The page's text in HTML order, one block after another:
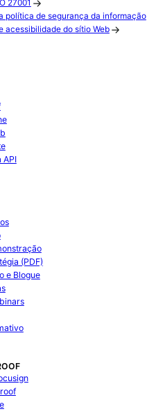
27001
política de segurança da informação
acessibilidade do sítio Web
API
(PDF)
e Blogue